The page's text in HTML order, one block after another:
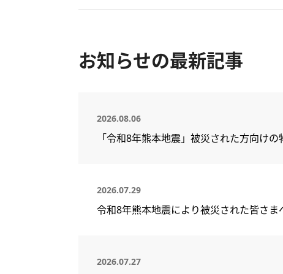
お知らせの最新記事
2026.08.06
「令和8年熊本地震」被災された方向けの
2026.07.29
令和8年熊本地震により被災された皆さま
2026.07.27